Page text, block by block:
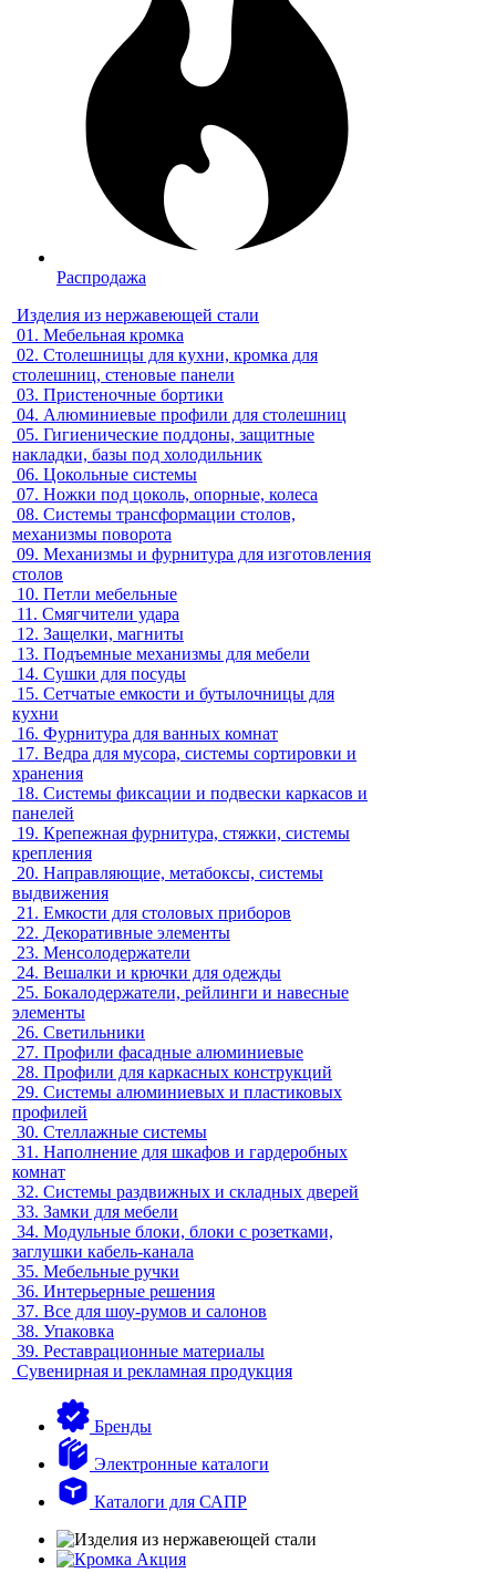
Распродажа
Изделия из нержавеющей стали
01. Мебельная кромка
02. Столешницы для кухни, кромка для
столешниц, стеновые панели
03. Пристеночные бортики
04. Алюминиевые профили для столешниц
05. Гигиенические поддоны, защитные
накладки, базы под холодильник
06. Цокольные системы
07. Ножки под цоколь, опорные, колеса
08. Системы трансформации столов,
механизмы поворота
09. Механизмы и фурнитура для изготовления
столов
10. Петли мебельные
11. Смягчители удара
12. Защелки, магниты
13. Подъемные механизмы для мебели
14. Сушки для посуды
15. Сетчатые емкости и бутылочницы для
кухни
16. Фурнитура для ванных комнат
17. Ведра для мусора, системы сортировки и
хранения
18. Системы фиксации и подвески каркасов и
панелей
19. Крепежная фурнитура, стяжки, системы
крепления
20. Направляющие, метабоксы, системы
выдвижения
21. Емкости для столовых приборов
22. Декоративные элементы
23. Менсолодержатели
24. Вешалки и крючки для одежды
25. Бокалодержатели, рейлинги и навесные
элементы
26. Светильники
27. Профили фасадные алюминиевые
28. Профили для каркасных конструкций
29. Системы алюминиевых и пластиковых
профилей
30. Стеллажные системы
31. Наполнение для шкафов и гардеробных
комнат
32. Системы раздвижных и складных дверей
33. Замки для мебели
34. Модульные блоки, блоки с розетками,
заглушки кабель-канала
35. Мебельные ручки
36. Интерьерные решения
37. Все для шоу-румов и салонов
38. Упаковка
39. Реставрационные материалы
Сувенирная и рекламная продукция
Бренды
Электронные каталоги
Каталоги для САПР